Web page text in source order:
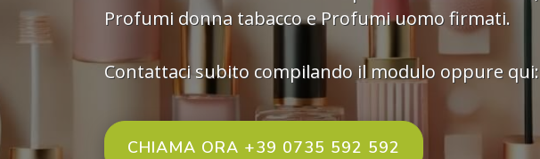
Profumi donna tabaccoeProfumi uomo firmati.
Contattaci subito compilando il modulo oppure qui:
CHIAMA ORA +39 0735 592 592